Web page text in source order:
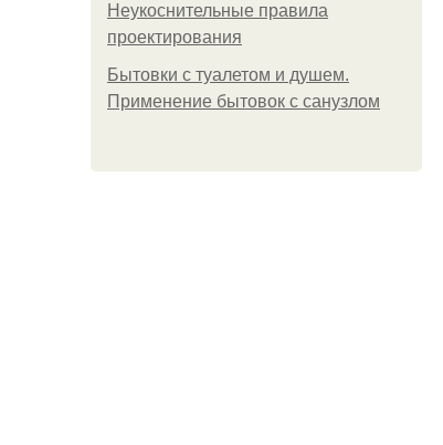
Неукоснительные правила
проектирования
Бытовки с туалетом и душем.
Применение бытовок с санузлом